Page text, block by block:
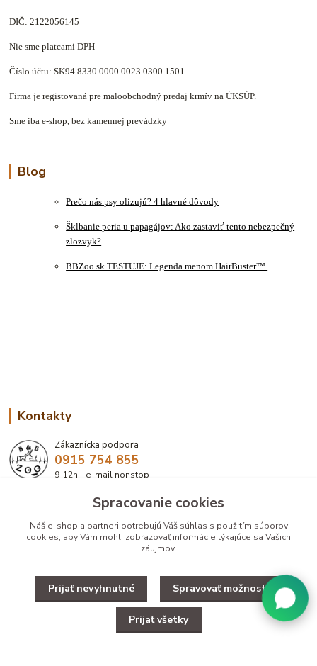
DIČ: 2122056145
Nie sme platcami DPH
Číslo účtu: SK94 8330 0000 0023 0300 1501
Firma je registovaná pre maloobchodný predaj krmív na ÚKSÚP.
Sme iba e-shop, bez kamennej prevádzky
Blog
Prečo nás psy olizujú? 4 hlavné dôvody
Šklbanie peria u papagájov: Ako zastaviť tento nebezpečný
zlozvyk?
BBZoo.sk TESTUJE: Legenda menom HairBuster™.
Kontakty
Zákaznícka podpora
0915 754 855
9-12h - e-mail nonstop
eshop@bbzoo.sk
Upravit zber cookies.
Spracovanie cookies
Náš e-shop a partneri potrebujú Váš súhlas s použitím súborov
cookies, aby Vám mohli zobrazovať informácie týkajúce sa Vašich
záujmov.
Prijať nevyhnutné Spravovať možnosti
Prijať všetky